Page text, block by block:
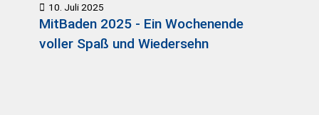
10. Juli 2025
MitBaden 2025 - Ein Wochenende
voller Spaß und Wiedersehn